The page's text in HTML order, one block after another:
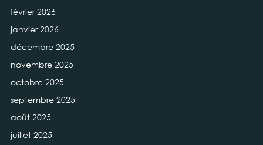
février 2026
janvier 2026
décembre 2025
novembre 2025
octobre 2025
septembre 2025
août 2025
juillet 2025